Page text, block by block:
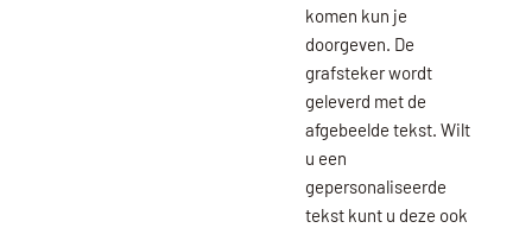
komen kun je
doorgeven. De
grafsteker wordt
geleverd met de
afgebeelde tekst. Wilt
u een
gepersonaliseerde
tekst kunt u deze ook